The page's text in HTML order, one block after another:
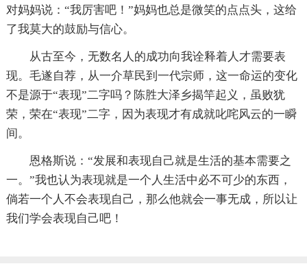
对妈妈说：“我厉害吧！”妈妈也总是微笑的点点头，这给
了我莫大的鼓励与信心。
从古至今，无数名人的成功向我诠释着人才需要表
现。毛遂自荐，从一介草民到一代宗师，这一命运的变化
不是源于“表现”二字吗？陈胜大泽乡揭竿起义，虽败犹
荣，荣在“表现”二字，因为表现才有成就叱咤风云的一瞬
间。
恩格斯说：“发展和表现自己就是生活的基本需要之
一。”我也认为表现就是一个人生活中必不可少的东西，
倘若一个人不会表现自己，那么他就会一事无成，所以让
我们学会表现自己吧！